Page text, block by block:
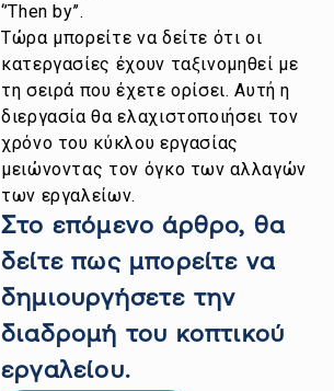
‘’Then by’’.
Τώρα μπορείτε να δείτε ότι οι
κατεργασίες έχουν ταξινομηθεί με
τη σειρά που έχετε ορίσει. Αυτή η
διεργασία θα ελαχιστοποιήσει τον
χρόνο του κύκλου εργασίας
μειώνοντας τον όγκο των αλλαγών
των εργαλείων.
Στο επόμενο άρθρο, θα
δείτε πως μπορείτε να
δημιουργήσετε την
διαδρομή του κοπτικού
εργαλείου.